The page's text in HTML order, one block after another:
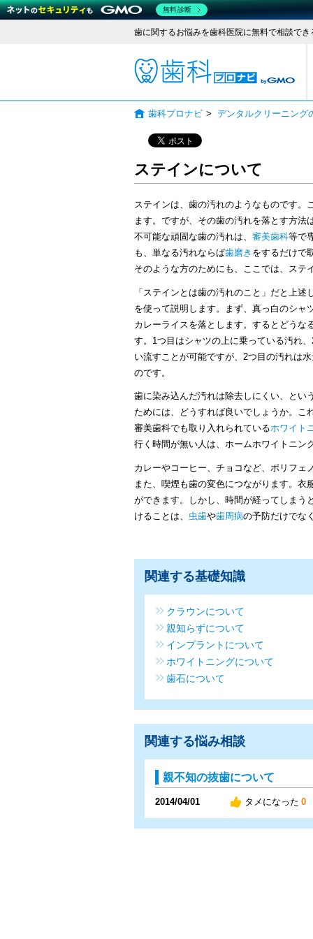
歯に関するお悩みを歯科医院に無料で相談でき
歯
歯科プロナビ > デンタルクリーニング
ステインについて
ステインは、歯の汚れのようなものです。
ます。ですが、その歯の汚れを落とす方法
不可能な頑固な歯の汚れは、 審美歯科等で
も、単なる汚れならば歯磨き をするだけで
そのような方のためにも、ここでは、ステ
「ステインとは歯の汚れのこと」だと上
を使って説明します。まず、真っ白のシャ
カレーライスを落とします。するとどうな
す。1つ目はシャツの上に乗っている汚れ
い流すことが可能ですが、2つ目の汚れは
のです。
歯に染み込んだ汚れは除去しにくい、とい
ためには、どうすれば良いでしょうか。こ
審美歯科でも取り入れられているホワイト
行く時間が無い人は、ホームホワイトニン
カレーやコーヒー、チョコなど、ポリフェ
また、喫煙も歯の変色につながります。衣
ができます。しかし、時間が経ってしまう
けることは、 虫歯や歯周病の予防だけでな
関連する基礎知識
クラウンについて
親知らずについて
インプラントについて
ホワイトニングについて
歯石について
関連する悩み相談
親不知の抜歯について
2014/04/01 タメになった 0
無料診断